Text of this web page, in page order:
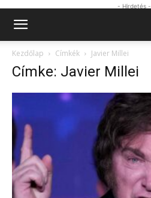
- Hirdetés -
Kezdőlap Címkék Javier Millei
Címke: Javier Millei